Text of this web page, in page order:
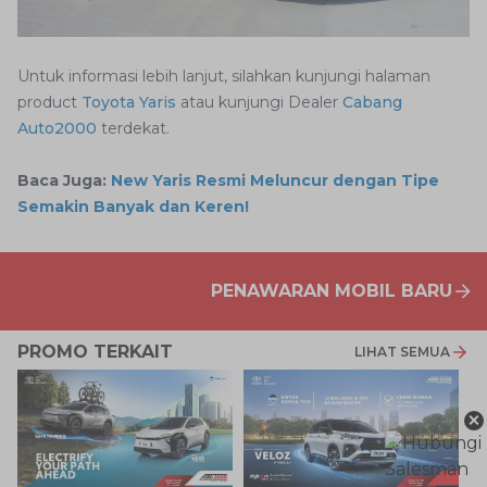
Untuk informasi lebih lanjut, silahkan kunjungi halaman
product Toyota Yaris atau kunjungi Dealer Cabang
Auto2000 terdekat.
Baca Juga: New Yaris Resmi Meluncur dengan Tipe
Semakin Banyak dan Keren!
PENAWARAN MOBIL BARU
PROMO TERKAIT LIHAT SEMUA
×